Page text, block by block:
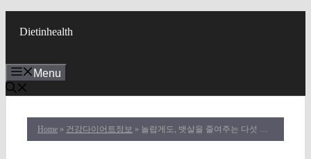
Dietinhealth
Menu
Home » 건강다이어트정보 » 놀랍게도, 뱃살을 줄여주는 다섯 가지 식품은?